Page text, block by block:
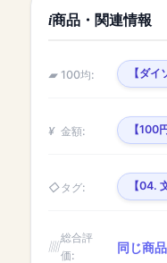
商品・関連情報
100均: 【ダイ
金額: 【100
タグ: 【04.
総合評
価:
同じ商